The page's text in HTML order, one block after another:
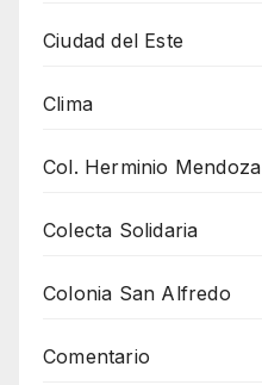
Ciudad del Este
Clima
Col. Herminio Mendoza
Colecta Solidaria
Colonia San Alfredo
Comentario